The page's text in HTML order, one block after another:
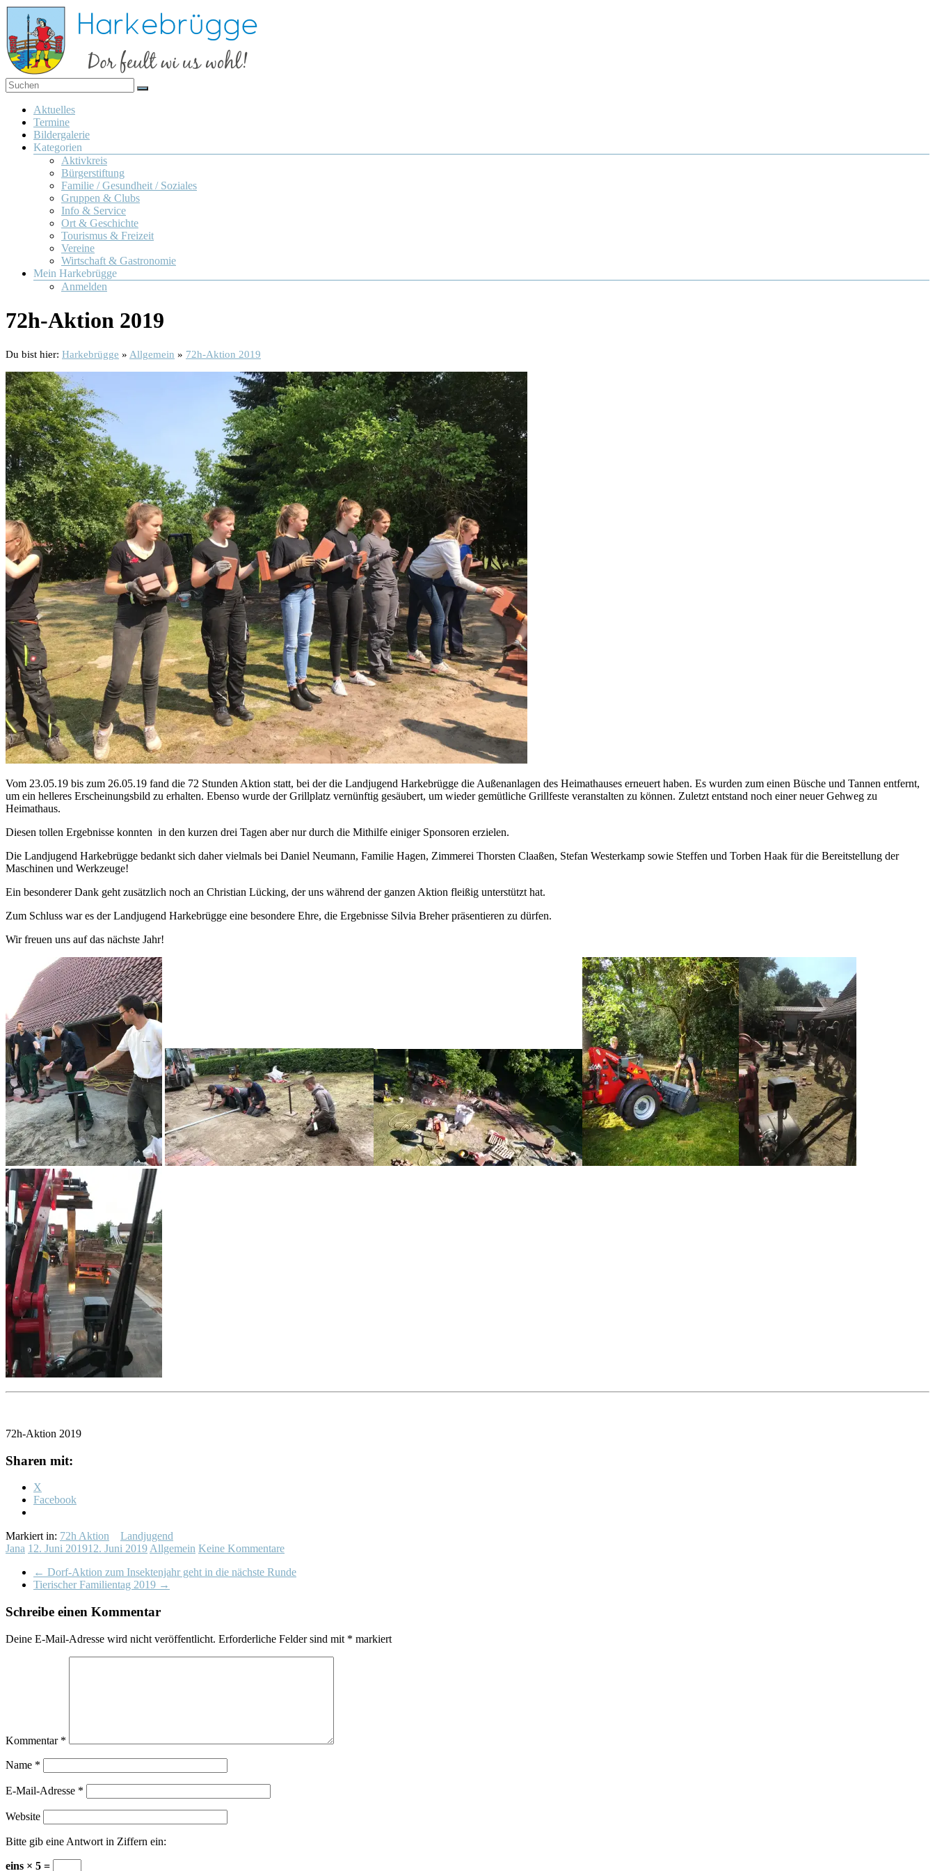
Zum
Inhalt
springen
Harkebrügge
Dor
feult
wi us
wohl!
Menü
Aktuelles
Termine
Bildergalerie
Kategorien
Aktivkreis
Bürgerstiftung
Familie / Gesundheit / Soziales
Gruppen & Clubs
Info & Service
Ort & Geschichte
Tourismus & Freizeit
Vereine
Wirtschaft & Gastronomie
Mein Harkebrügge
Anmelden
72h-Aktion 2019
Du bist hier: Harkebrügge » Allgemein » 72h-Aktion 2019
Vom 23.05.19 bis zum 26.05.19 fand die 72 Stunden Aktion statt, bei der die Landjugend Harkebrügge die Außenanlagen des Heimathauses erneuert haben. Es wurden zum einen Büsche und Tannen entfernt,
um ein helleres Erscheinungsbild zu erhalten. Ebenso wurde der Grillplatz vernünftig gesäubert, um wieder gemütliche Grillfeste veranstalten zu können. Zuletzt entstand noch einer neuer Gehweg zu
Heimathaus.
Diesen tollen Ergebnisse konnten in den kurzen drei Tagen aber nur durch die Mithilfe einiger Sponsoren erzielen.
Die Landjugend Harkebrügge bedankt sich daher vielmals bei Daniel Neumann, Familie Hagen, Zimmerei Thorsten Claaßen, Stefan Westerkamp sowie Steffen und Torben Haak für die Bereitstellung der
Maschinen und Werkzeuge!
Ein besonderer Dank geht zusätzlich noch an Christian Lücking, der uns während der ganzen Aktion fleißig unterstützt hat.
Zum Schluss war es der Landjugend Harkebrügge eine besondere Ehre, die Ergebnisse Silvia Breher präsentieren zu dürfen.
Wir freuen uns auf das nächste Jahr!
72h-Aktion 2019
Sharen mit:
X
Facebook
Markiert in: 72h Aktion
Landjugend
Jana 12. Juni 201912. Juni 2019 Allgemein Keine Kommentare
← Dorf-Aktion zum Insektenjahr geht in die nächste Runde
Tierischer Familientag 2019 →
Schreibe einen Kommentar
Deine E-Mail-Adresse wird nicht veröffentlicht. Erforderliche Felder sind mit * markiert
Kommentar *
Name *
E-Mail-Adresse *
Website
Bitte gib eine Antwort in Ziffern ein:
eins × 5 =